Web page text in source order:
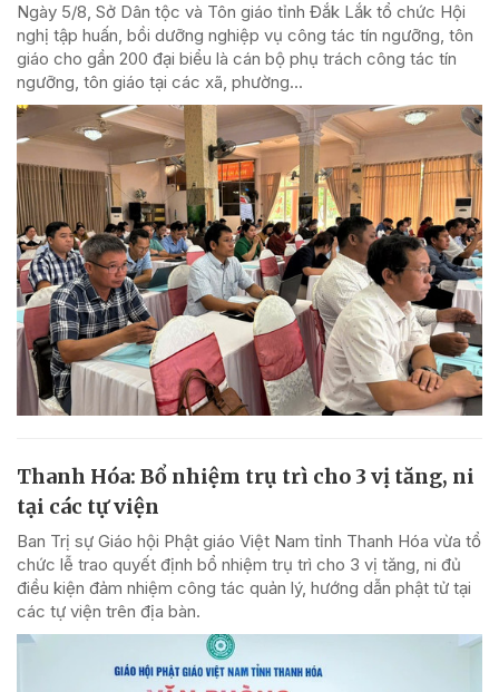
Ngày 5/8, Sở Dân tộc và Tôn giáo tỉnh Đắk Lắk tổ chức Hội
nghị tập huấn, bồi dưỡng nghiệp vụ công tác tín ngưỡng, tôn
giáo cho gần 200 đại biểu là cán bộ phụ trách công tác tín
ngưỡng, tôn giáo tại các xã, phường...
Thanh Hóa: Bổ nhiệm trụ trì cho 3 vị tăng, ni
tại các tự viện
Ban Trị sự Giáo hội Phật giáo Việt Nam tỉnh Thanh Hóa vừa tổ
chức lễ trao quyết định bổ nhiệm trụ trì cho 3 vị tăng, ni đủ
điều kiện đảm nhiệm công tác quản lý, hướng dẫn phật tử tại
các tự viện trên địa bàn.